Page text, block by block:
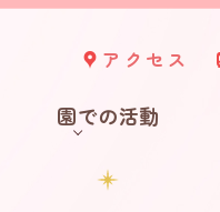
アクセス
園での活動